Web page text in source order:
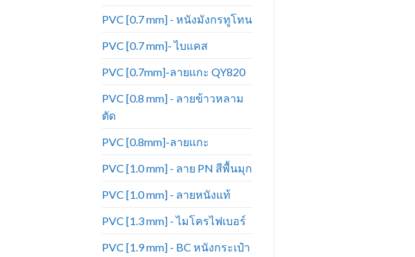
PVC [0.7 mm] - หนังมังกรทูโทน
PVC [0.7 mm]- ไบแคส
PVC [0.7mm]-ลายแกะ QY820
PVC [0.8 mm] - ลายข้าวหลาม
ตัด
PVC [0.8mm]-ลายแกะ
PVC [1.0 mm] - ลาย PN สีพื้นมุก
PVC [1.0 mm] - ลายหนังแท้
PVC [1.3 mm] - ไมโครไฟเบอร์
PVC [1.9 mm] - BC หนังกระเป๋า